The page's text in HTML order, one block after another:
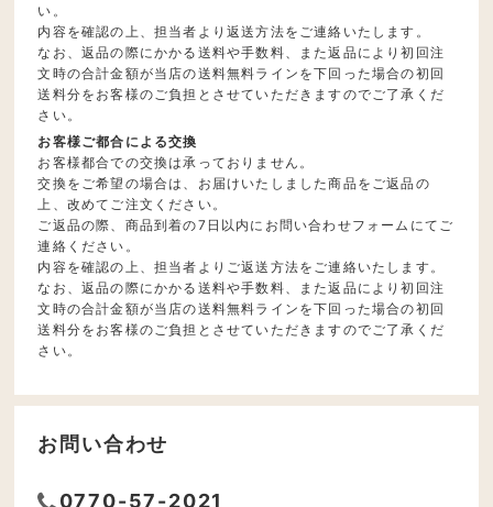
い。
内容を確認の上、担当者より返送方法をご連絡いたします。
なお、返品の際にかかる送料や手数料、また返品により初回注
文時の合計金額が当店の送料無料ラインを下回った場合の初回
送料分をお客様のご負担とさせていただきますのでご了承くだ
さい。
お客様ご都合による交換
お客様都合での交換は承っておりません。
交換をご希望の場合は、お届けいたしました商品をご返品の
上、改めてご注文ください。
ご返品の際、商品到着の7日以内にお問い合わせフォームにてご
連絡ください。
内容を確認の上、担当者よりご返送方法をご連絡いたします。
なお、返品の際にかかる送料や手数料、また返品により初回注
文時の合計金額が当店の送料無料ラインを下回った場合の初回
送料分をお客様のご負担とさせていただきますのでご了承くだ
さい。
お問い合わせ
0770-57-2021